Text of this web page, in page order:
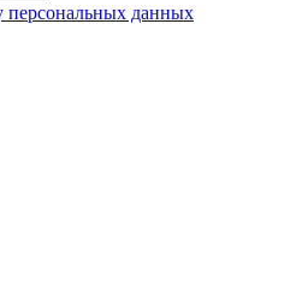
персональных данных